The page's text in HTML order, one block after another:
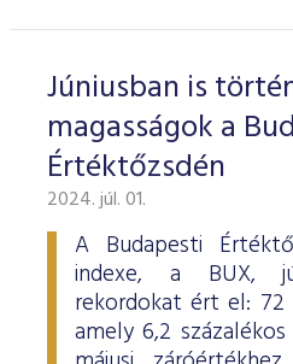
Júniusban is
magasságok a
Értéktőzsdén
2024. júl. 01.
A Budapesti
indexe, a BUX,
rekordokat ért el:
amely 6,2